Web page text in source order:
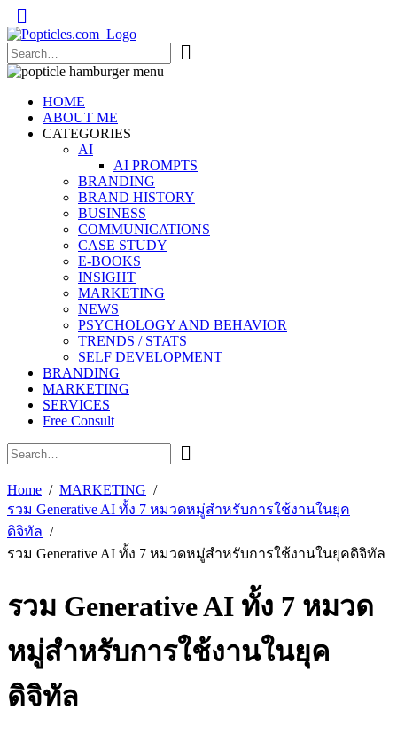
Popticles.com
HOME
ABOUT ME
CATEGORIES
AI
AI PROMPTS
BRANDING
BRAND HISTORY
BUSINESS
COMMUNICATIONS
CASE STUDY
E-BOOKS
INSIGHT
MARKETING
NEWS
PSYCHOLOGY AND BEHAVIOR
TRENDS / STATS
SELF DEVELOPMENT
BRANDING
MARKETING
SERVICES
Free Consult
Home
MARKETING
รวม Generative AI ทั้ง 7 หมวดหมู่สำหรับการใช้งานในยุค
ดิจิทัล
รวม Generative AI ทั้ง 7 หมวดหมู่สำหรับการใช้งานในยุคดิจิทัล
รวม Generative AI ทั้ง 7 หมวด
หมู่สำหรับการใช้งานในยุค
ดิจิทัล